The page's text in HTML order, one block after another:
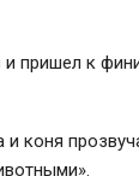
и пришел к
коня